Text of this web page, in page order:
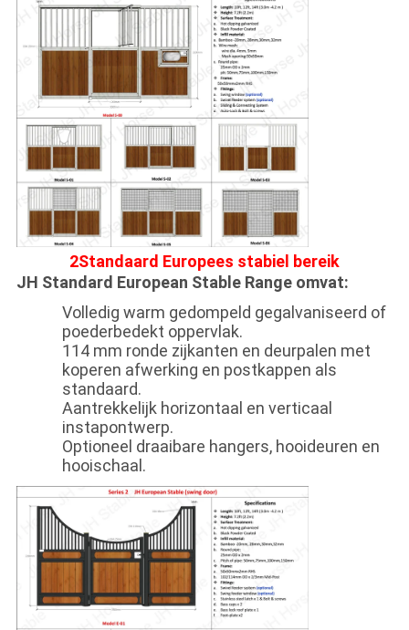
2Standaard Europees stabiel bereik
JH Standard European Stable Range omvat:
Volledig warm gedompeld gegalvaniseerd of
poederbedekt oppervlak.
114 mm ronde zijkanten en deurpalen met
koperen afwerking en postkappen als
standaard.
Aantrekkelijk horizontaal en verticaal
instapontwerp.
Optioneel draaibare hangers, hooideuren en
hooischaal.